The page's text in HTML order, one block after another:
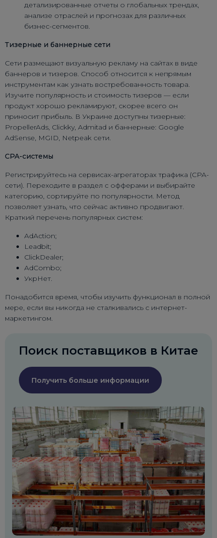
детализированные отчеты о глобальных трендах,
анализе отраслей и прогнозах для различных
бизнес-сегментов.
Тизерные и баннерные сети
Сети размещают визуальную рекламу на сайтах в виде
баннеров и тизеров. Способ относится к непрямым
инструментам как узнать востребованность товара.
Изучите популярность и стоимость тизеров — если
продукт хорошо рекламируют, скорее всего он
приносит прибыль. В Украине доступны тизерные:
PropellerAds, Clickky, Admitad и баннерные: Google
AdSense, MGID, Netpeak сети.
CPA-системы
Регистрируйтесь на сервисах-агрегаторах трафика (CPA-
сети). Переходите в раздел с офферами и выбирайте
категорию, сортируйте по популярности. Метод
позволяет узнать, что сейчас активно продвигают.
Краткий перечень популярных систем:
AdAction;
Leadbit;
ClickDealer;
AdCombo;
УкрНет.
Понадобится время, чтобы изучить функционал в полной
мере, если вы никогда не сталкивались с интернет-
маркетингом.
Поиск поставщиков в Китае
Получить больше информации